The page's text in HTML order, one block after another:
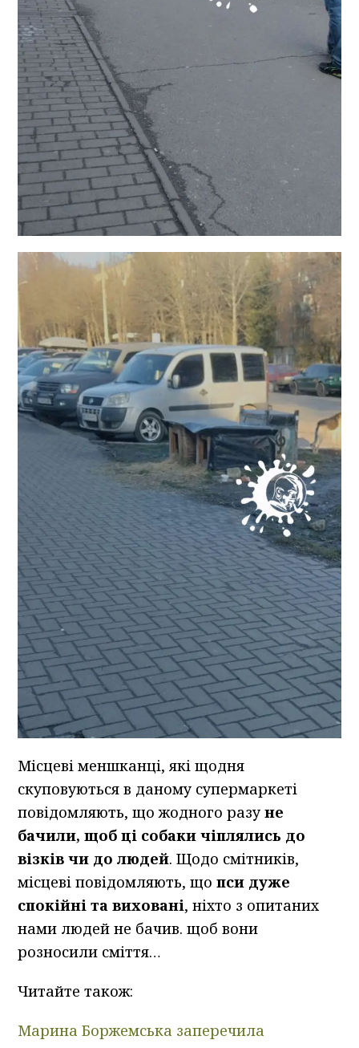
Місцеві меншканці, які щодня
скуповуються в даному супермаркеті
повідомляють, що жодного разуне
бачили, щоб ці собаки чіплялись до
візків чи до людей. Щодо смітників,
місцеві повідомляють, щопси дуже
спокійні та виховані, ніхто з опитаних
нами людей не бачив. щоб вони
розносили сміття…
Читайте також:
Марина Боржемська заперечила